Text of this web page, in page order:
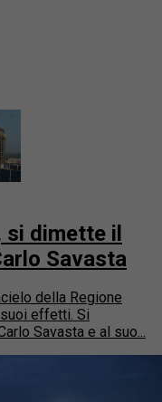
si dimette il
Savasta
della Regione
effetti. Si
Savasta e al suo...